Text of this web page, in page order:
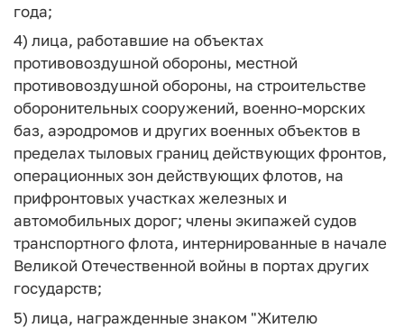
года;
4) лица, работавшие на объектах
противовоздушной обороны, местной
противовоздушной обороны, на строительстве
оборонительных сооружений, военно-морских
баз, аэродромов и других военных объектов в
пределах тыловых границ действующих фронтов,
операционных зон действующих флотов, на
прифронтовых участках железных и
автомобильных дорог; члены экипажей судов
транспортного флота, интернированные в начале
Великой Отечественной войны в портах других
государств;
5) лица, награжденные знаком "Жителю